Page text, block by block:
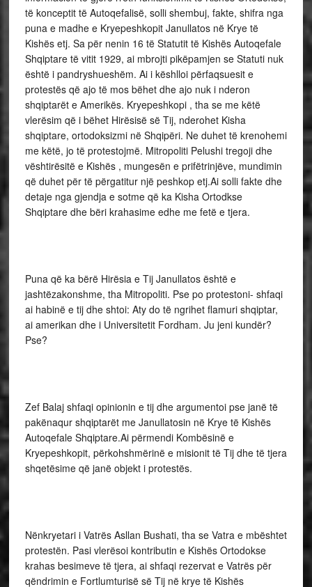
të konceptit të Autoqefalisë, solli shembuj, fakte, shifra nga
puna e madhe e Kryepeshkopit Janullatos në Krye të
Kishës etj. Sa për nenin 16 të Statutit të Kishës Autoqefale
Shqiptare të vitit 1929, ai mbrojti pikëpamjen se Statuti nuk
është i pandryshueshëm. Ai i këshlloi përfaqsuesit e
protestës që ajo të mos bëhet dhe ajo nuk i nderon
shqiptarët e Amerikës. Kryepeshkopi , tha se me këtë
vlerësim që i bëhet Hirësisë së Tij, nderohet Kisha
shqiptare, ortodoksizmi në Shqipëri. Ne duhet të krenohemi
me këtë, jo të protestojmë. Mitropoliti Pelushi tregoji dhe
vështirësitë e Kishës , mungesën e prifëtrinjëve, mundimin
që duhet për të përgatitur një peshkop etj.Ai solli fakte dhe
detaje nga gjendja e sotme që ka Kisha Ortodkse
Shqiptare dhe bëri krahasime edhe me fetë e tjera.
Puna që ka bërë Hirësia e Tij Janullatos është e
jashtëzakonshme, tha Mitropoliti. Pse po protestoni- shfaqi
ai habinë e tij dhe shtoi: Aty do të ngrihet flamuri shqiptar,
ai amerikan dhe i Universitetit Fordham. Ju jeni kundër?
Pse?
Zef Balaj shfaqi opinionin e tij dhe argumentoi pse janë të
pakënaqur shqiptarët me Janullatosin në Krye të Kishës
Autoqefale Shqiptare.Ai përmendi Kombësinë e
Kryepeshkopit, përkohshmërinë e misionit të Tij dhe të tjera
shqetësime që janë objekt i protestës.
Nënkryetari i Vatrës Asllan Bushati, tha se Vatra e mbështet
protestën. Pasi vlerësoi kontributin e Kishës Ortodokse
krahas besimeve të tjera, ai shfaqi rezervat e Vatrës për
qëndrimin e Fortlumturisë së Tij në krye të Kishës